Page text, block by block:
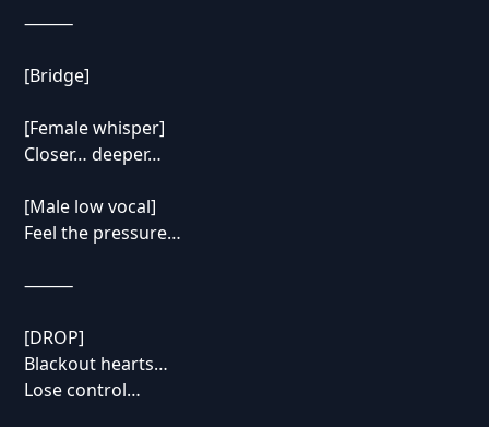
⸻
[Bridge]
[Female whisper]
Closer… deeper…
[Male low vocal]
Feel the pressure…
⸻
[DROP]
Blackout hearts…
Lose control…